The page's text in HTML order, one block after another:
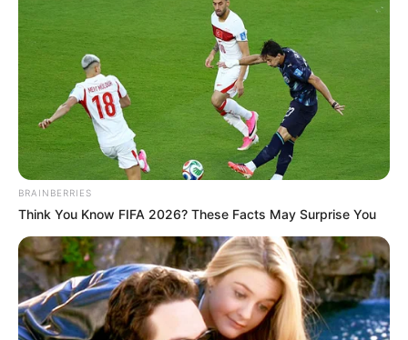
BRAINBERRIES
Think You Know FIFA 2026? These Facts May Surprise You